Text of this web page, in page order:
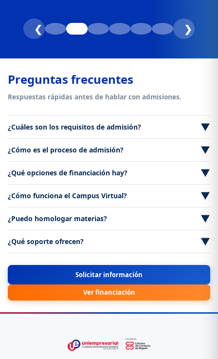
❮ ❯
Preguntas frecuentes
Respuestas rápidas antes de hablar con admisiones.
¿Cuáles son los requisitos de admisión? ▼
académicos. Puede variar por convocatoria.
¿Cómo es el proceso de admisión? ▼
matrícula y se otorga admisión.
¿Qué opciones de financiación hay? ▼
asesoramos según tu caso.
¿Cómo funciona el Campus Virtual? ▼
en línea.
¿Puedo homologar materias? ▼
¿Qué soporte ofrecen? ▼
Solicitar información
Ver financiación